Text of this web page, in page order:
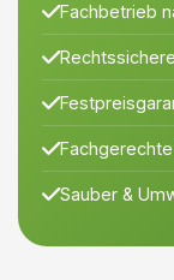
Fachbetrieb
Sauber &